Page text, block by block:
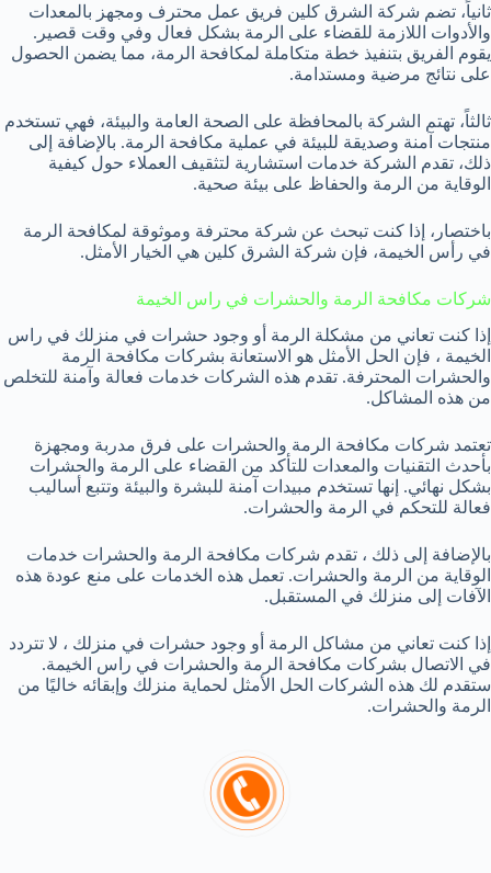
ثانياً، تضم شركة الشرق كلين فريق عمل محترف ومجهز بالمعدات
والأدوات اللازمة للقضاء على الرمة بشكل فعال وفي وقت قصير.
يقوم الفريق بتنفيذ خطة متكاملة لمكافحة الرمة، مما يضمن الحصول
على نتائج مرضية ومستدامة.
ثالثاً، تهتم الشركة بالمحافظة على الصحة العامة والبيئة، فهي تستخدم
منتجات آمنة وصديقة للبيئة في عملية مكافحة الرمة. بالإضافة إلى
ذلك، تقدم الشركة خدمات استشارية لتثقيف العملاء حول كيفية
الوقاية من الرمة والحفاظ على بيئة صحية.
باختصار، إذا كنت تبحث عن شركة محترفة وموثوقة لمكافحة الرمة
في رأس الخيمة، فإن شركة الشرق كلين هي الخيار الأمثل.
شركات مكافحة الرمة والحشرات في راس الخيمة
إذا كنت تعاني من مشكلة الرمة أو وجود حشرات في منزلك في راس
الخيمة ، فإن الحل الأمثل هو الاستعانة بشركات مكافحة الرمة
والحشرات المحترفة. تقدم هذه الشركات خدمات فعالة وآمنة للتخلص
من هذه المشاكل.
تعتمد شركات مكافحة الرمة والحشرات على فرق مدربة ومجهزة
بأحدث التقنيات والمعدات للتأكد من القضاء على الرمة والحشرات
بشكل نهائي. إنها تستخدم مبيدات آمنة للبشرة والبيئة وتتبع أساليب
فعالة للتحكم في الرمة والحشرات.
بالإضافة إلى ذلك ، تقدم شركات مكافحة الرمة والحشرات خدمات
الوقاية من الرمة والحشرات. تعمل هذه الخدمات على منع عودة هذه
الآفات إلى منزلك في المستقبل.
إذا كنت تعاني من مشاكل الرمة أو وجود حشرات في منزلك ، لا تتردد
في الاتصال بشركات مكافحة الرمة والحشرات في راس الخيمة.
ستقدم لك هذه الشركات الحل الأمثل لحماية منزلك وإبقائه خاليًا من
الرمة والحشرات.